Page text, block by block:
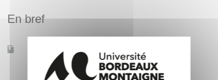
En bref
Accessible à distance